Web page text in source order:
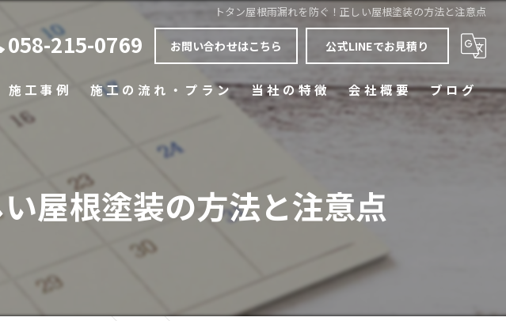
トタン屋根雨漏れを防ぐ！正しい屋根塗装の方法と注意点
058-215-0769 お問い合わせはこちら 公式LINEでお見積り
施工事例 施工の流れ・プラン
よくある質問
当社の特徴
色あせ
省エネ
会社概要 ブログ
屋根塗装の方法と注意点